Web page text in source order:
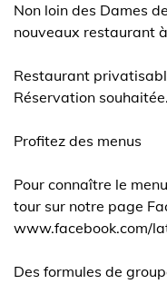
Non loin des Dames
nouveaux restaurant
Restaurant
Réservation souhaitée.
Profitez des menus
Pour connaître le
tour sur notre page
www.facebook.com/
Des formules de